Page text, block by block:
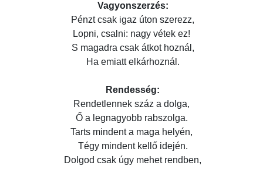
Vagyonszerzés:
Pénzt csak igaz úton szerezz,
Lopni, csalni: nagy vétek ez!
S magadra csak átkot hoznál,
Ha emiatt elkárhoznál.
Rendesség:
Rendetlennek száz a dolga,
Ő a legnagyobb rabszolga.
Tarts mindent a maga helyén,
Tégy mindent kellő idején.
Dolgod csak úgy mehet rendben,